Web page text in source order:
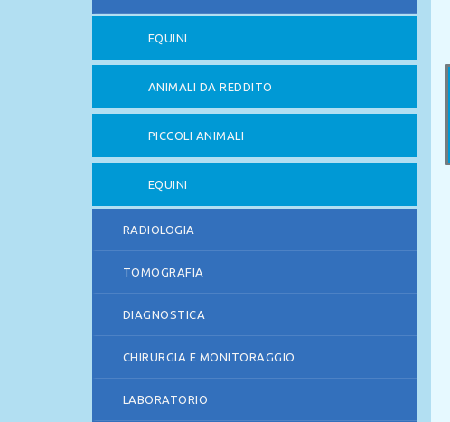
EQUINI
ANIMALI DA REDDITO
PICCOLI ANIMALI
EQUINI
RADIOLOGIA
TOMOGRAFIA
DIAGNOSTICA
CHIRURGIA E MONITORAGGIO
LABORATORIO